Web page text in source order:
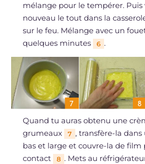
mélange pour le tempérer. Puis
nouveau le tout dans la
sur le feu. Mélange avec un
quelques minutes
6 .
Quand tu auras obtenu une
grumeaux
7 , transfère-la
bas et large et couvre-la de film
contact
8 . Mets au